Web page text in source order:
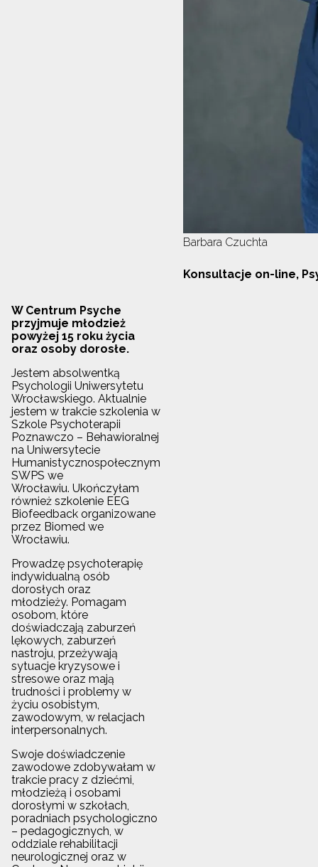
Barbara Czuchta
Konsultacje on-line,
W Centrum Psyche
przyjmuje młodzież
powyżej 15 roku życia
oraz osoby dorosłe.
Jestem absolwentką
Psychologii Uniwersytetu
Wrocławskiego. Aktualnie
jestem w trakcie szkolenia w
Szkole Psychoterapii
Poznawczo – Behawioralnej
na Uniwersytecie
Humanistycznospołecznym
SWPS we
Wrocławiu. Ukończyłam
również szkolenie EEG
Biofeedback organizowane
przez Biomed we
Wrocławiu.
Prowadzę psychoterapię
indywidualną osób
dorosłych oraz
młodzieży. Pomagam
osobom, które
doświadczają zaburzeń
lękowych, zaburzeń
nastroju, przeżywają
sytuacje kryzysowe i
stresowe oraz mają
trudności i problemy w
życiu osobistym,
zawodowym, w relacjach
interpersonalnych.
Swoje doświadczenie
zawodowe zdobywałam w
trakcie pracy z dziećmi,
młodzieżą i osobami
dorosłymi w szkołach,
poradniach psychologiczno
– pedagogicznych, w
oddziale rehabilitacji
neurologicznej oraz w